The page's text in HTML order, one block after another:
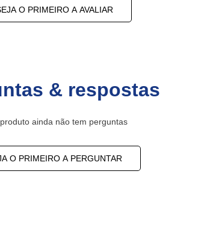
O PRIMEIRO A AVALIAR
& respostas
ainda não tem perguntas
O PRIMEIRO A PERGUNTAR